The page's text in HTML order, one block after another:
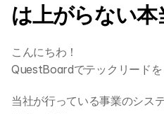
は上がらない本
こんにちわ！
QuestBoardでテックリードを
当社が行っている事業のシス